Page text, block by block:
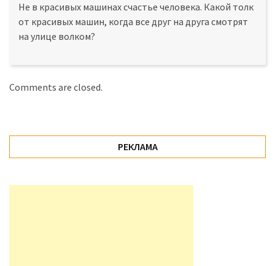
Не в красивых машинах счастье человека. Какой толк
от красивых машин, когда все друг на друга смотрят
на улице волком?
Comments are closed.
РЕКЛАМА